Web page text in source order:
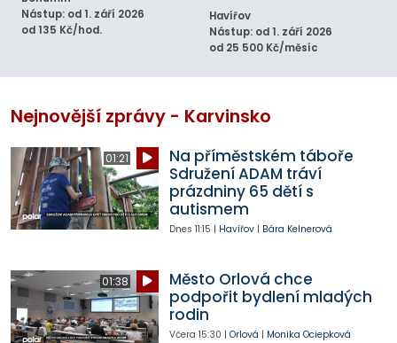
Nástup: od 1. září 2026
od 135 Kč/hod.
Havířov
Nástup: od 1. září 2026
od 25 500 Kč/měsíc
Nejnovější zprávy - Karvinsko
01:21
Na příměstském táboře
Sdružení ADAM tráví
prázdniny 65 dětí s
autismem
Dnes 11:15 | Havířov| Bára Kelnerová
01:38
Město Orlová chce
podpořit bydlení mladých
rodin
Včera 15:30 | Orlová | Monika Ociepková